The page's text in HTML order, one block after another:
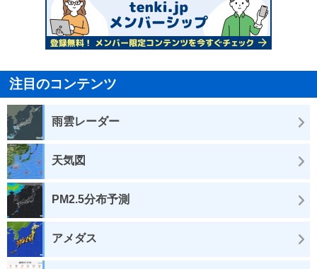
注目のコンテンツ
雨雲レーダー
天気図
PM2.5分布予測
アメダス